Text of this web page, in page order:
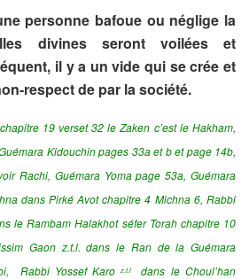
personne bafoue ou néglige la
divines seront voilées et
il y a un vide qui se crée et
respect de par la société.
19 verset 32 le Zaken c’est le Hakham,
Kidouchin pages 33a et b et page 14b,
Rachi, Guémara Yoma page 53a, Guémara
dans Pirké Avot chapitre 4 Michna 6, Rabbi
le Rambam Halakhot séfer Torah chapitre 10
Gaon z.t.l. dans le Ran de la Guémara
Rabbi Yossef Karo z.t.l
dans le Choul’han